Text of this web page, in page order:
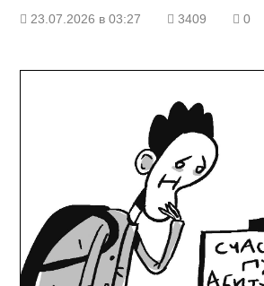
23.07.2026 в 03:27 3409 0